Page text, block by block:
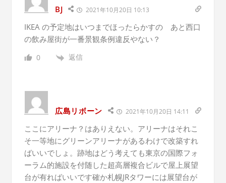
BJ 2021年10月20日 10:13
IKEA の予定地はいつまでほったらかすの あと西口
の飲み屋街が一番景観条例違反やない？
0 返信
広島リボーン 2021年10月20日 14:11
ここにアリーナ？はありえない。アリーナはそれこ
そ一等地にグリーンアリーナがあるわけで改築すれ
ばいいでしょ。跡地はどう考えても東京の国際フォ
ーラム的施設を付随した超高層複合ビルで屋上展望
台が有ればいいです確か札幌JRタワーには展望台が